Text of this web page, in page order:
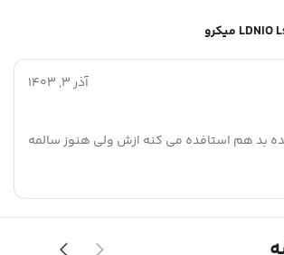
آذر 3, 1403
بد هم استافده می کنه ازش ولی هنوز سالمه